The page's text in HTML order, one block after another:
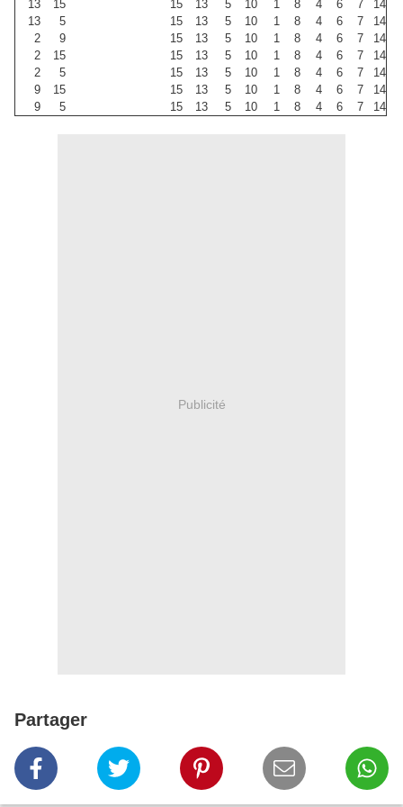
13 15 15 13 5 10 1 8 4 6 7
14
13
5 15 13 5 10 1 8 4 6 7
14
2
9 15 13 5 10 1 8 4 6 7
14
2
15 15 13 5 10 1 8 4 6 7
14
2
5 15 13 5 10 1 8 4 6 7
14
9
15 15 13 5 10 1 8 4 6 7
14
9
5 15 13 5 10 1 8 4 6 7 14
Publicité
Partager